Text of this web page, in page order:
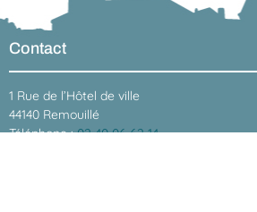
Contact
1 Rue de l’Hôtel de ville
44140 Remouillé
Téléphone : 02 40 06 62 14